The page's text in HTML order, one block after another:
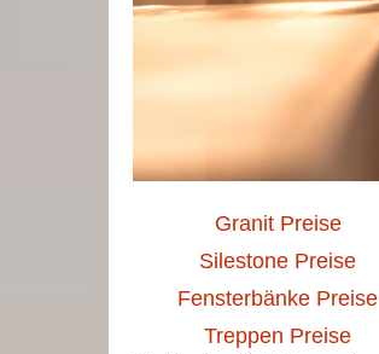
Granit Preise
Silestone Preise
Fensterbänke Preise
Treppen Preise